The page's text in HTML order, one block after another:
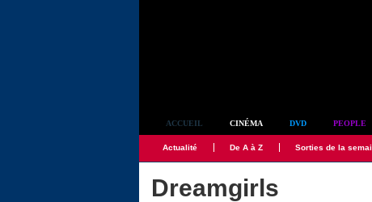
ACCUEIL CINÉMA DVD PEOPLE
Actualité De A à Z Sorties de la
Dreamgirls